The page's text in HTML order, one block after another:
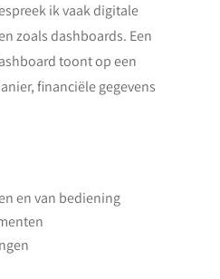
ik vaak digitale
zoals dashboards. Een
toont op een
financiële gegevens
en van bediening